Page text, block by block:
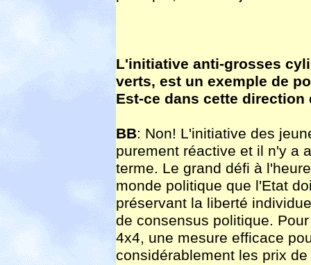
L'initiative anti-grosses
verts, est un exemple de
Est-ce dans cette
BB: Non! L'initiative des
purement réactive et il n'y a
terme. Le grand défi à
monde politique que l'Etat
préservant la liberté
de consensus politique.
4x4, une mesure efficace
considérablement les prix